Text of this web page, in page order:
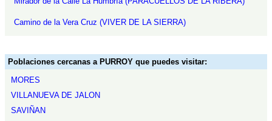
Camino de la Vera Cruz (VIVER DE LA SIERRA)
Poblaciones cercanas a PURROY que puedes visitar:
MORES
VILLANUEVA DE JALON
SAVIÑAN